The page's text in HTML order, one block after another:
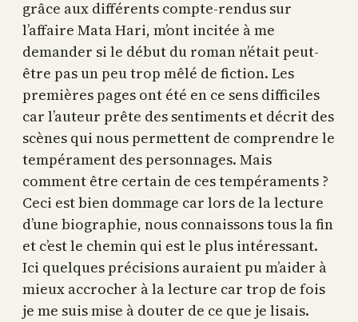
grâce aux différents compte-rendus sur
l’affaire Mata Hari, m’ont incitée à me
demander si le début du roman n’était peut-
être pas un peu trop mêlé de fiction. Les
premières pages ont été en ce sens difficiles
car l’auteur prête des sentiments et décrit des
scènes qui nous permettent de comprendre le
tempérament des personnages. Mais
comment être certain de ces tempéraments ?
Ceci est bien dommage car lors de la lecture
d’une biographie, nous connaissons tous la fin
et c’est le chemin qui est le plus intéressant.
Ici quelques précisions auraient pu m’aider à
mieux accrocher à la lecture car trop de fois
je me suis mise à douter de ce que je lisais.